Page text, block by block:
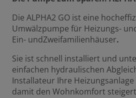
Die ALPHA2 GO ist eine
Umwälzpumpe für Heizungs-
Ein- undZweifamilienhäuser.
Sie ist schnell installiert und
einfachen hydraulischen
Installateur Ihre
damit den Wohnkomfort